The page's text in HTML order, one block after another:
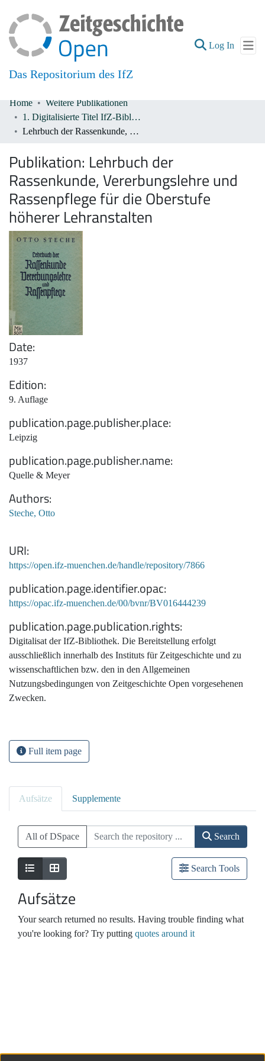
Das Repositorium des IfZ
Log In (current)
Communities & Collections
All of DSpace
Home
Weitere Publikationen
1. Digitalisierte Titel IfZ-Bibliothek
Lehrbuch der Rassenkunde, Vererbungslehre und Rassenpflege für die Oberstufe höherer Lehranstalten
Publikation: Lehrbuch der
Rassenkunde, Vererbungslehre und
Rassenpflege für die Oberstufe
höherer Lehranstalten
Date
1937
Edition
9. Auflage
publication.page.publisher.place
Leipzig
publication.page.publisher.name
Quelle & Meyer
Authors
Steche, Otto
URI
https://open.ifz-muenchen.de/handle/repository/7866
publication.page.identifier.opac
https://opac.ifz-muenchen.de/00/bvnr/BV016444239
publication.page.publication.rights
Digitalisat der IfZ-Bibliothek. Die Bereitstellung erfolgt
ausschließlich innerhalb des Instituts für Zeitgeschichte und zu
wissenschaftlichen bzw. den in den Allgemeinen
Nutzungsbedingungen von Zeitgeschichte Open vorgesehenen
Zwecken.
Full item page
Aufsätze Supplemente
All of DSpace Search
Search Tools
Aufsätze
Your search returned no results. Having trouble finding what
you're looking for? Try putting quotes around it